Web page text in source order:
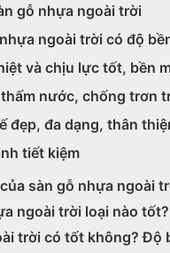
gỗ nhựa ngoài trời
ngoài trời có độ
và chịu lực tốt, bền
nước, chống trơn
đẹp, đa dạng, thân
tiết kiệm
sàn gỗ nhựa ngoài
ngoài trời loại nào tốt?
trời có tốt không? Độ